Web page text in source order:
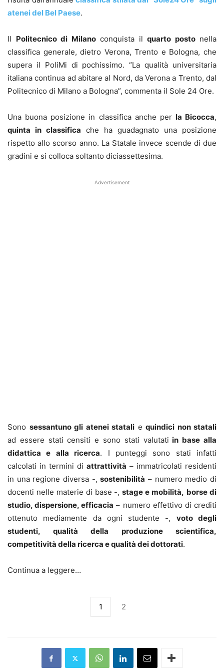
atenei del Bel Paese.
Il Politecnico di Milanoconquista il quarto postonella
classifica generale, dietro Verona, Trento e Bologna, che
supera il PoliMi di pochissimo. “La qualità universitaria
italiana continua ad abitare al Nord, da Verona a Trento, dal
Politecnico di Milano a Bologna”, commenta il Sole 24 Ore.
Una buona posizione in classifica anche per la Bicocca,
quinta in classifica che ha guadagnato una posizione
rispetto allo scorso anno. La Statale invece scende di due
gradini e si colloca soltanto diciassettesima.
Advertisement
Sono sessantuno gli atenei statali e quindici non statali
ad essere stati censiti e sono stati valutati in base alla
didattica e alla ricerca. I punteggi sono stati infatti
calcolati in termini di attrattività – immatricolati residenti
in una regione diversa -,sostenibilità – numero medio di
docenti nelle materie di base -,stage e mobilità, borse di
studio, dispersione, efficacia – numero effettivo di crediti
ottenuto mediamente da ogni studente -, voto degli
studenti, qualità della produzione scientifica,
competitività della ricerca e qualità dei dottorati.
Continua a leggere…
1 2